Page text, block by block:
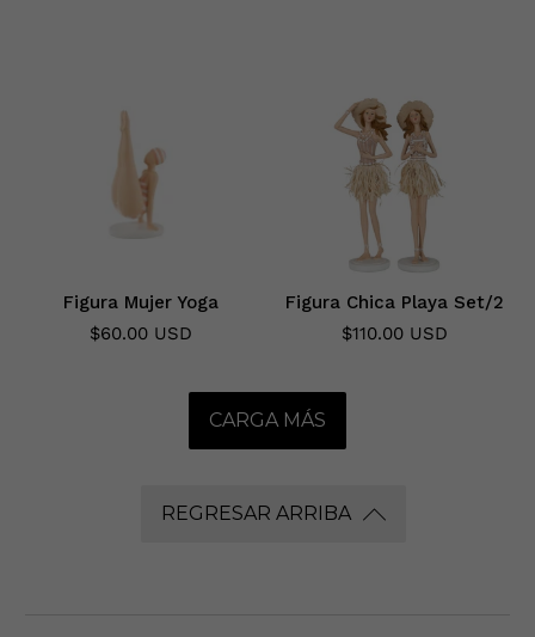
Figura Mujer Yoga
$60.00 USD
Figura Chica Playa Set/2
$110.00 USD
CARGA MÁS
REGRESAR ARRIBA